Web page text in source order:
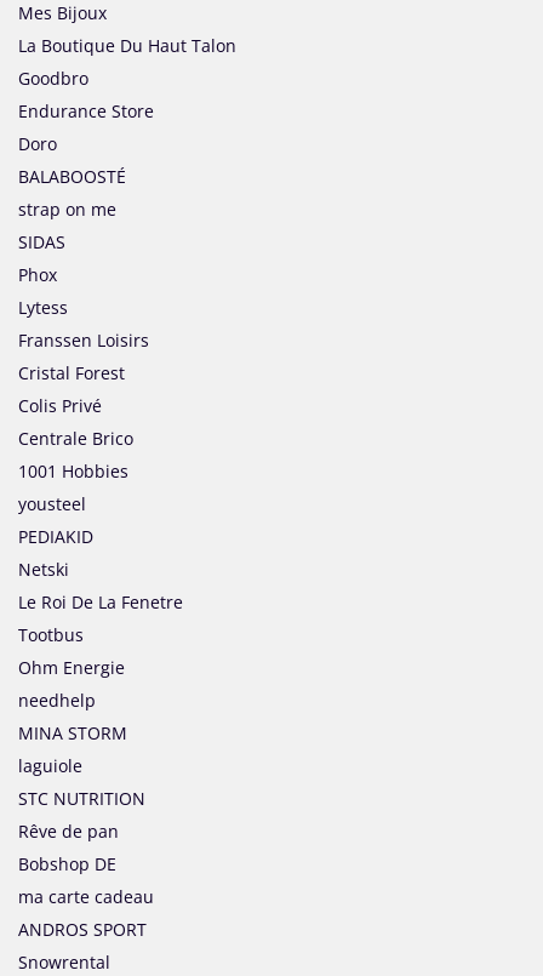
Mes Bijoux
La Boutique Du Haut Talon
Goodbro
Endurance Store
Doro
BALABOOSTÉ
strap on me
SIDAS
Phox
Lytess
Franssen Loisirs
Cristal Forest
Colis Privé
Centrale Brico
1001 Hobbies
yousteel
PEDIAKID
Netski
Le Roi De La Fenetre
Tootbus
Ohm Energie
needhelp
MINA STORM
laguiole
STC NUTRITION
Rêve de pan
Bobshop DE
ma carte cadeau
ANDROS SPORT
Snowrental